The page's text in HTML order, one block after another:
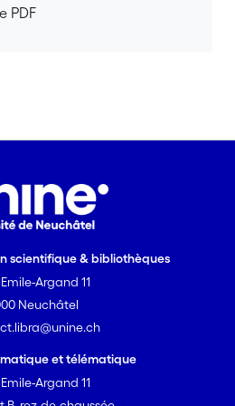
que la deuxième série
déterminer dans quelle étape
la rigidité peut influer.
PDF
scientifique & bibliothèques
Argand 11
Neuchâtel
et télématique
Argand 11